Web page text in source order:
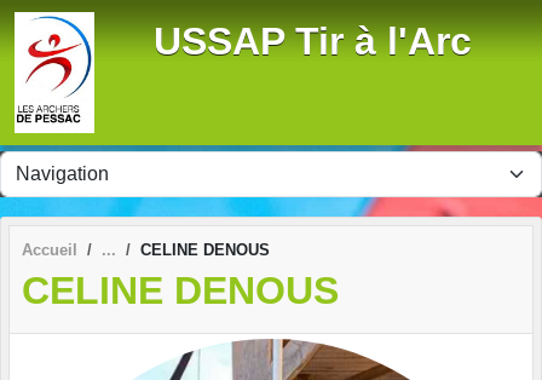
USSAP Tir à l'Arc
Accueil CELINE DENOUS
CELINE DENOUS
Panneau de gestion des cookies